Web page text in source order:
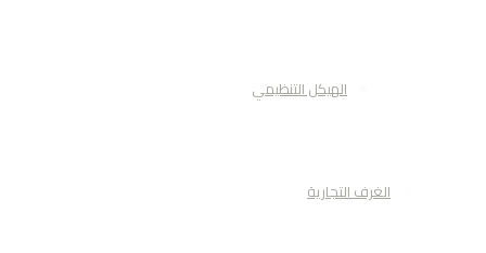
الهيكل التنظيمي
الغرف التجارية